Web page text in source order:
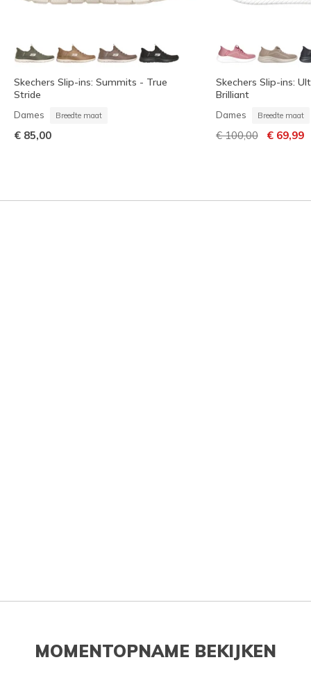
Skechers Slip-ins: Summits - True
Stride
Dames Breedte maat
€ 85,00
Skechers Slip-ins:
Brilliant
Dames Breedte maat
Prijs verlaagd van
€ 100,00naar
€ 69,99
MOMENTOPNAME BEKIJKEN